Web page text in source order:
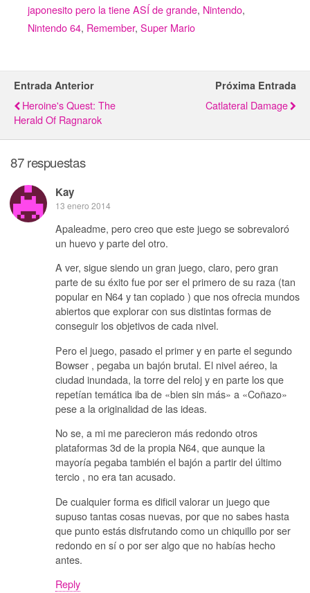
japonesito pero la tiene ASÍ de grande, Nintendo,
Nintendo 64, Remember, Super Mario
Entrada Anterior
Heroine's Quest: The
Herald Of Ragnarok
Próxima Entrada
Catlateral Damage
87 respuestas
Kay
13 enero 2014
Apaleadme, pero creo que este juego se sobrevaloró
un huevo y parte del otro.
A ver, sigue siendo un gran juego, claro, pero gran
parte de su éxito fue por ser el primero de su raza (tan
popular en N64 y tan copiado ) que nos ofrecia mundos
abiertos que explorar con sus distintas formas de
conseguir los objetivos de cada nivel.
Pero el juego, pasado el primer y en parte el segundo
Bowser , pegaba un bajón brutal. El nivel aéreo, la
ciudad inundada, la torre del reloj y en parte los que
repetían temática iba de «bien sin más» a «Coñazo»
pese a la originalidad de las ideas.
No se, a mi me parecieron más redondo otros
plataformas 3d de la propia N64, que aunque la
mayoría pegaba también el bajón a partir del último
tercio , no era tan acusado.
De cualquier forma es dificil valorar un juego que
supuso tantas cosas nuevas, por que no sabes hasta
que punto estás disfrutando como un chiquillo por ser
redondo en sí o por ser algo que no habías hecho
antes.
Reply